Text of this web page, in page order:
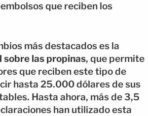
que reciben los
más destacados es la
sobre las propinas, que permite
que reciben este tipo de
hasta 25.000 dólares de sus
Hasta ahora, más de 3,5
han utilizado esta